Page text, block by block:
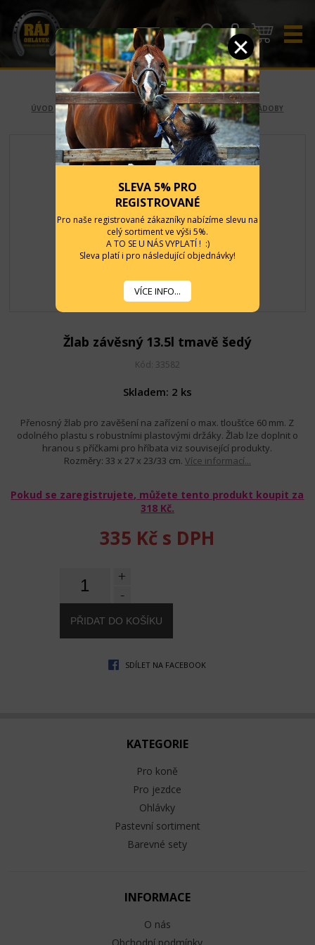
CZK EUR
ÚVOD -STÁJ A OHRADA - VÝBAVA STÁJE -ŽLABY, VĚDRA, NÁDOBY
Žlab závěsný 13.5l tmavě šedý
Kód: 33582
Skladem: 2 ks
Přenosný žlab pro zavěšení na zařízení o max. tloušťce 60 mm. Z
odolného plastu s robustními plastovými držáky. Žlab lze doplnit o
hranou s příčkami pro hříbata viz související produkty.
Rozměry: 33 x 27 x 23/33 cm. Více informací...
Pokud se zaregistrujete, můžete tento produkt koupit za
318 Kč.
335 Kč s DPH
+
-
SDÍLET NA FACEBOOK
KATEGORIE
Pro koně
Pro jezdce
Ohlávky
Pastevní sortiment
Barevné sety
INFORMACE
O nás
SLEVA 5% PRO
REGISTROVANÉ
Pro naše registrované zákazníky nabízíme slevu na
celý sortiment ve výši 5%.
A TO SE U NÁS VYPLATÍ ! :)
Sleva platí i pro následující objednávky!
VÍCE INFO...